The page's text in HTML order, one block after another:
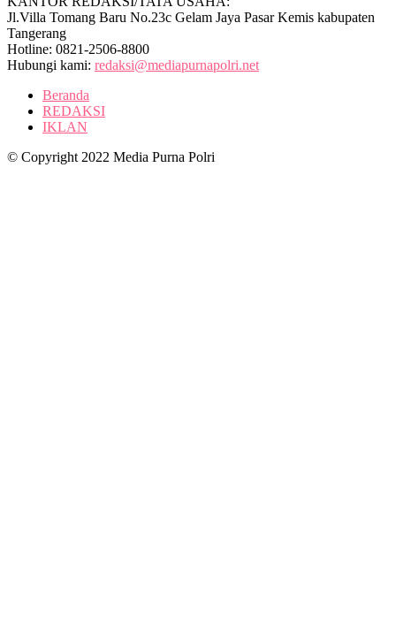
Jl.Villa Tomang Baru No.23c Gelam Jaya Pasar Kemis kabupaten
Tangerang
Hotline: 0821-2506-8800
Hubungi kami: redaksi@mediapurnapolri.net
Beranda
REDAKSI
IKLAN
© Copyright 2022 Media Purna Polri